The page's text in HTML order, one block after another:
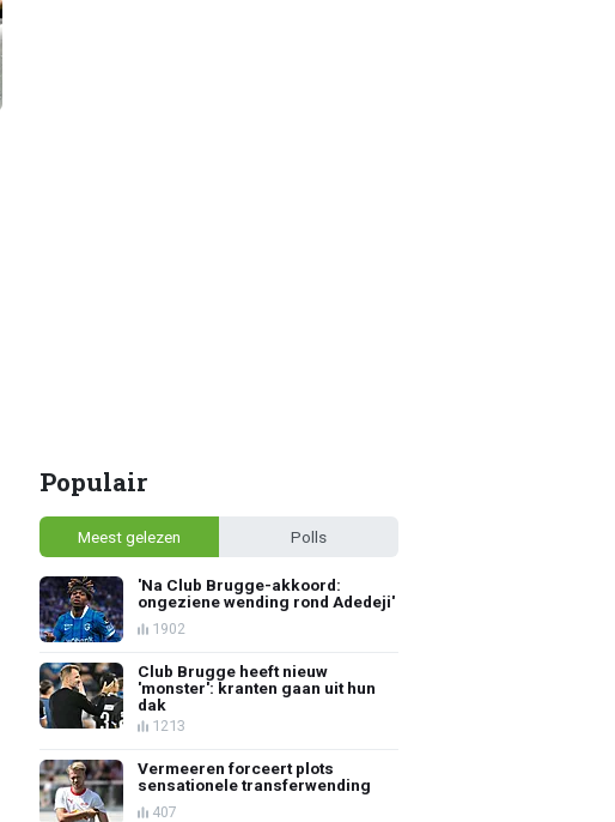
Populair
Meest gelezen Polls
'Na Club Brugge-akkoord:
ongeziene wending rond Adedeji'
1902
Club Brugge heeft nieuw
'monster': kranten gaan uit hun
dak
1213
Vermeeren forceert plots
sensationele transferwending
407